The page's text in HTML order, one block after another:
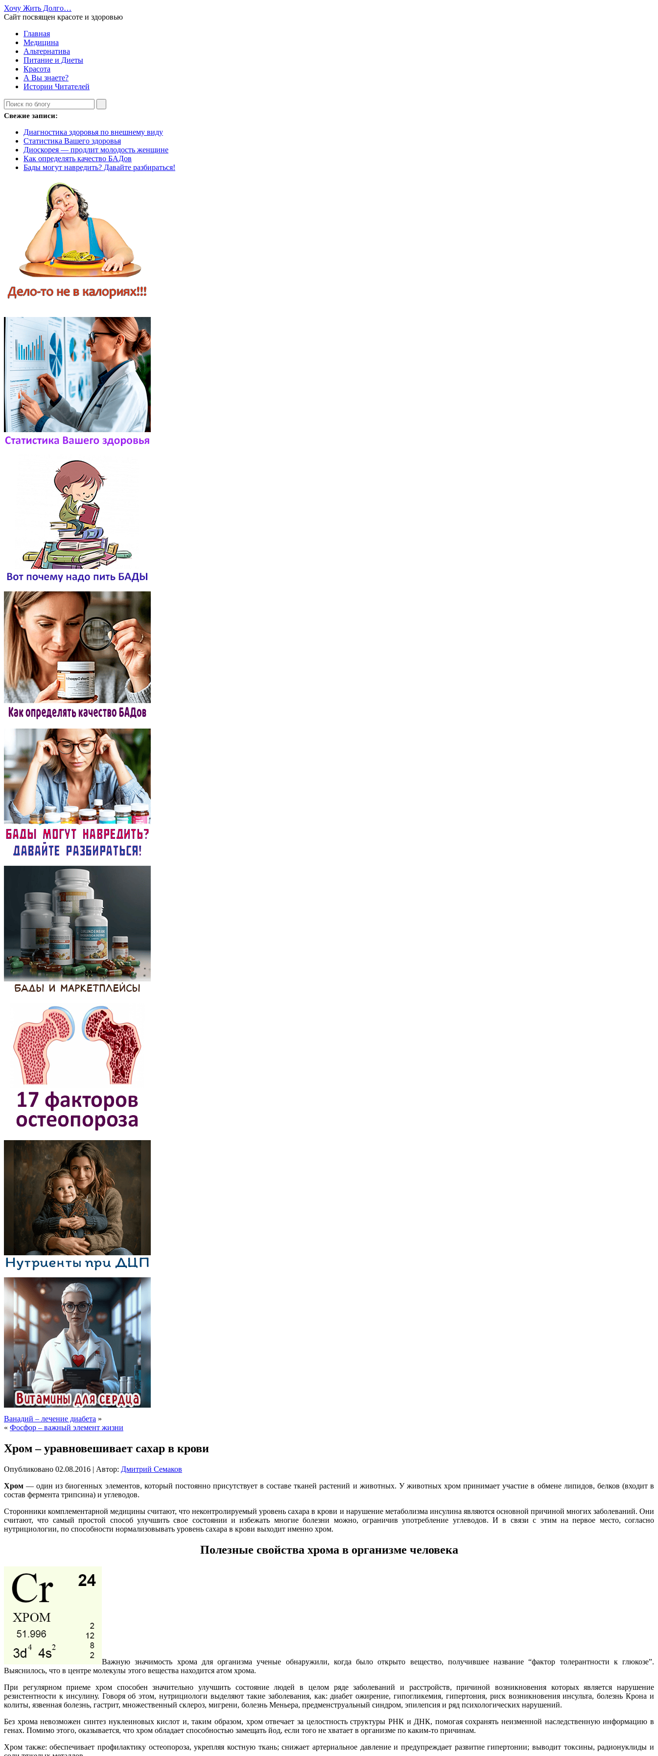
Хочу Жить Долго…
Сайт посвящен красоте и здоровью
Главная
Медицина
Альтернатива
Питание и Диеты
Красота
А Вы знаете?
Истории Читателей
Свежие записи:
Диагностика здоровья по внешнему виду
Статистика Вашего здоровья
Диоскорея — продлит молодость женщине
Как определять качество БАДов
Бады могут навредить? Давайте разбираться!
Ванадий – лечение диабета »
« Фосфор – важный элемент жизни
Хром – уравновешивает сахар в крови
Опубликовано 02.08.2016 | Автор: Дмитрий Семаков
Хром — один из биогенных элементов, который постоянно присутствует в составе тканей растений и животных. У животных хром принимает участие в обмене липидов, белков (входит в
состав фермента трипсина) и углеводов.
Сторонники комплементарной медицины считают, что неконтролируемый уровень сахара в крови и нарушение метаболизма инсулина являются основной причиной многих заболеваний. Они
считают, что самый простой способ улучшить свое состоянии и избежать многие болезни можно, ограничив употребление углеводов. И в связи с этим на первое место, согласно
нутрициологии, по способности нормализовывать уровень сахара в крови выходит именно хром.
Полезные свойства хрома в организме человека
Важную значимость хрома для организма ученые обнаружили, когда было открыто вещество, получившее название “фактор толерантности к глюкозе”.
Выяснилось, что в центре молекулы этого вещества находится атом хрома.
При регулярном приеме хром способен значительно улучшить состояние людей в целом ряде заболеваний и расстройств, причиной возникновения которых является нарушение
резистентности к инсулину. Говоря об этом, нутрициологи выделяют такие заболевания, как: диабет ожирение, гипогликемия, гипертония, риск возникновения инсульта, болезнь Крона и
колиты, язвенная болезнь, гастрит, множественный склероз, мигрени, болезнь Меньера, предменструальный синдром, эпилепсия и ряд психологических нарушений.
Без хрома невозможен синтез нуклеиновых кислот и, таким образом, хром отвечает за целостность структуры РНК и ДНК, помогая сохранять неизменной наследственную информацию в
генах. Помимо этого, оказывается, что хром обладает способностью замещать йод, если того не хватает в организме по каким-то причинам.
Хром также: обеспечивает профилактику остеопороза, укрепляя костную ткань; снижает артериальное давление и предупреждает развитие гипертонии; выводит токсины, радионуклиды и